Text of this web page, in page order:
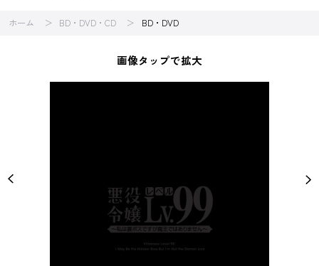
ホーム BD・DVD・CD BD・DVD
画像タップで拡大